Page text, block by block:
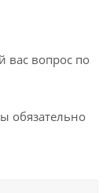
вас вопрос по
обязательно